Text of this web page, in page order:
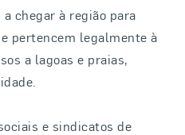
chegar à região para
pertencem legalmente à
a lagoas e praias,
e sindicatos de